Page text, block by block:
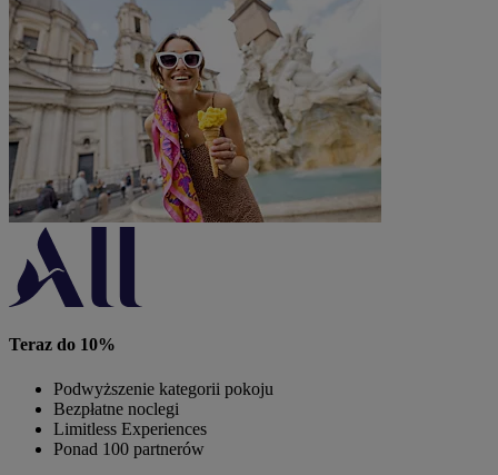
Teraz do 10%
Podwyższenie kategorii pokoju
Bezpłatne noclegi
Limitless Experiences
Ponad 100 partnerów